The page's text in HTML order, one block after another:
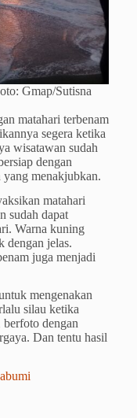
Gmap/Sutisna
matahari terbenam
segera ketika
wisatawan sudah
dengan
yang menakjubkan.
matahari
sudah dapat
Warna kuning
dengan jelas.
juga menjadi
mengenakan
silau ketika
dengan
Dan tentu hasil